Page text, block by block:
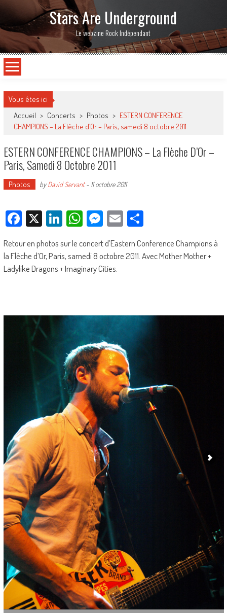
Stars Are Underground
Le webzine Rock Indépendant
Vous êtes ici
Accueil > Concerts > Photos > ESTERN CONFERENCE
CHAMPIONS – La Flèche d’Or – Paris, samedi 8 octobre 2011
ESTERN CONFERENCE CHAMPIONS – La Flèche D’Or –
Paris, Samedi 8 Octobre 2011
Photos byDavid Servant- 11 octobre 2011
Facebook
X LinkedIn
WhatsApp
Messenger
EmailPartager
Retour en photos sur le concert d’Eastern Conference Champions à
la Flèche d’Or, Paris, samedi 8 octobre 2011. Avec Mother Mother +
Ladylike Dragons + Imaginary Cities.